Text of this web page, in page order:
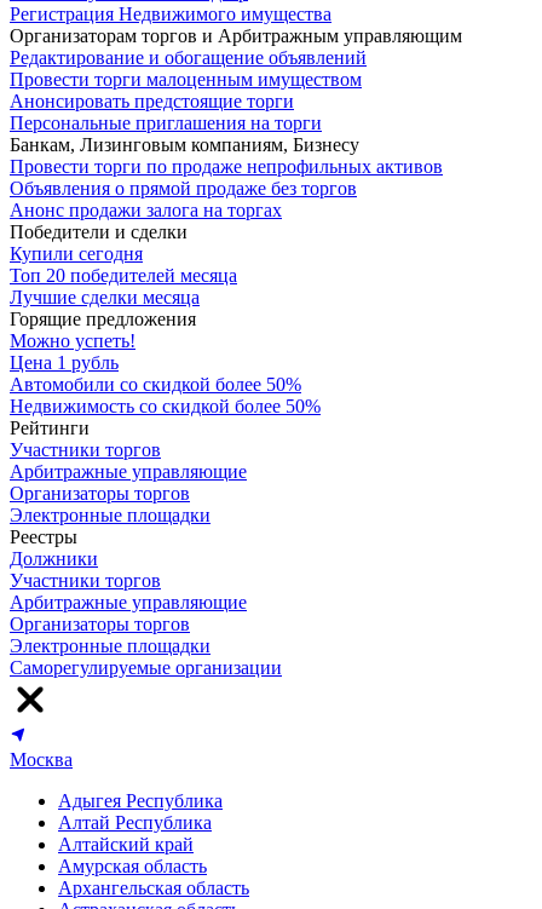
Регистрация Недвижимого имущества
Организаторам торгов и Арбитражным управляющим
Редактирование и обогащение объявлений
Провести торги малоценным имуществом
Анонсировать предстоящие торги
Персональные приглашения на торги
Банкам, Лизинговым компаниям, Бизнесу
Провести торги по продаже непрофильных активов
Объявления о прямой продаже без торгов
Анонс продажи залога на торгах
Победители и сделки
Купили сегодня
Топ 20 победителей месяца
Лучшие сделки месяца
Горящие предложения
Можно успеть!
Цена 1 рубль
Автомобили со скидкой более 50%
Недвижимость со скидкой более 50%
Рейтинги
Участники торгов
Арбитражные управляющие
Организаторы торгов
Электронные площадки
Реестры
Должники
Участники торгов
Арбитражные управляющие
Организаторы торгов
Электронные площадки
Саморегулируемые организации
Москва
Адыгея Республика
Алтай Республика
Алтайский край
Амурская область
Архангельская область